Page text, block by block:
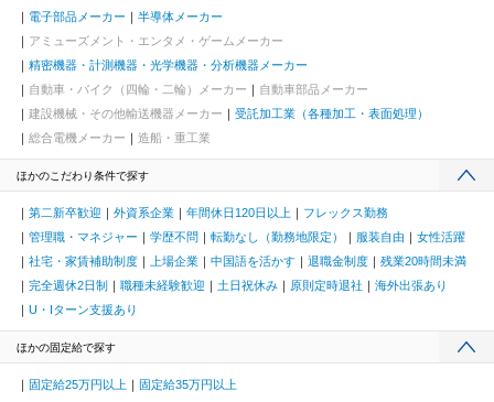
電子部品メーカー
半導体メーカー
アミューズメント・エンタメ・ゲームメーカー
精密機器・計測機器・光学機器・分析機器メーカー
自動車・バイク（四輪・二輪）メーカー
自動車部品メーカー
建設機械・その他輸送機器メーカー
受託加工業（各種加工・表面処理）
総合電機メーカー
造船・重工業
ほかのこだわり条件で探す
第二新卒歓迎 外資系企業 年間休日120日以上
フレックス勤務
管理職・マネジャー
学歴不問 転勤なし（勤務地限定） 服装自由
女性活躍
社宅・家賃補助制度
上場企業 中国語を活かす 退職金制度
残業20時間未満
完全週休2日制
職種未経験歓迎 土日祝休み 原則定時退社
海外出張あり
U・Iターン支援あり
ほかの固定給で探す
固定給25万円以上 固定給35万円以上